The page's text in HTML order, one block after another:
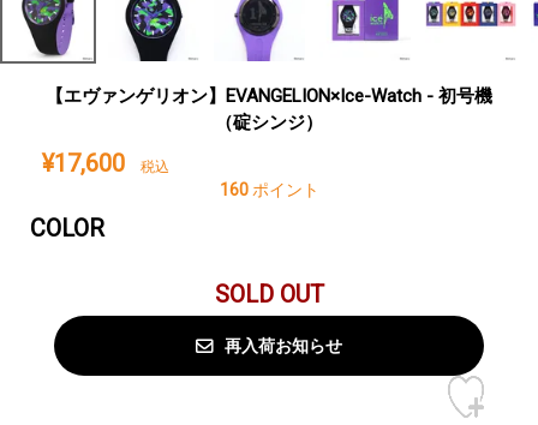
【エヴァンゲリオン】EVANGELION×Ice-Watch - 初号機
（碇シンジ）
¥17,600 税込
160 ポイント
SOLD OUT
再入荷お知らせ